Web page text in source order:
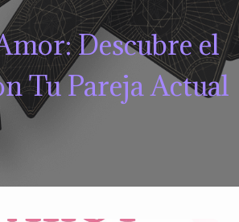
Descubre el
Tu Pareja Actual